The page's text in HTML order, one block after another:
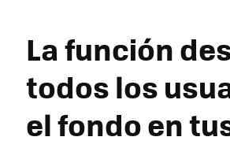
La función
todos los
el fondo en